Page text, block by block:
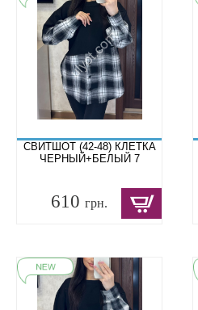
СВИТШОТ (42-48) КЛЕТКА
ЧЕРНЫЙ+БЕЛЫЙ 7
610 грн.